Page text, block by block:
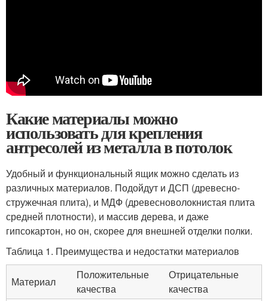
Какие материалы можно
использовать для крепления
антресолей из металла в потолок
Удобный и функциональный ящик можно сделать из
различных материалов. Подойдут и ДСП (древесно-
стружечная плита), и МДФ (древесноволокнистая плита
средней плотности), и массив дерева, и даже
гипсокартон, но он, скорее для внешней отделки полки.
Таблица 1. Преимущества и недостатки материалов
Материал
Положительные
качества
Отрицательные
качества